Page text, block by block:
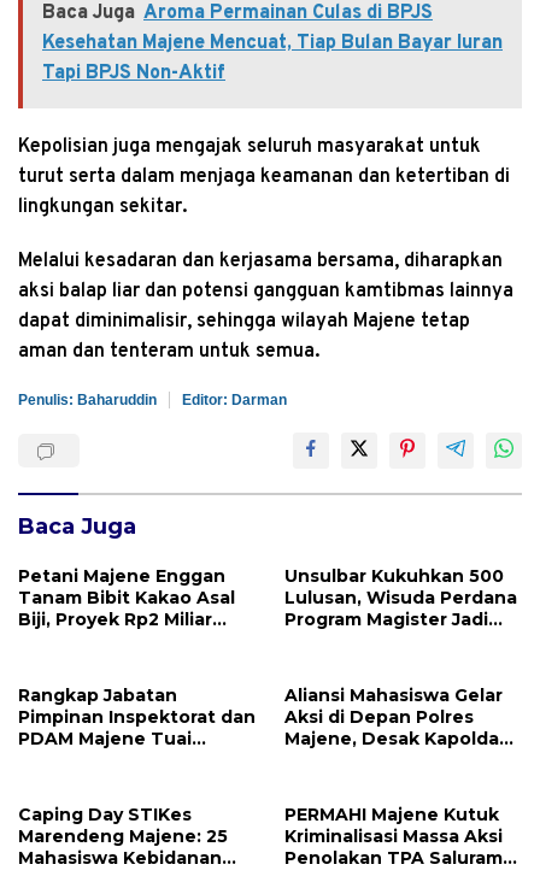
Baca Juga Aroma Permainan Culas di BPJS
Kesehatan Majene Mencuat, Tiap Bulan Bayar Iuran
Tapi BPJS Non-Aktif
Kepolisian juga mengajak seluruh masyarakat untuk
turut serta dalam menjaga keamanan dan ketertiban di
lingkungan sekitar.
Melalui kesadaran dan kerjasama bersama, diharapkan
aksi balap liar dan potensi gangguan kamtibmas lainnya
dapat diminimalisir, sehingga wilayah Majene tetap
aman dan tenteram untuk semua.
Penulis: Baharuddin Editor: Darman
Baca Juga
Petani Majene Enggan
Tanam Bibit Kakao Asal
Biji, Proyek Rp2 Miliar
Unsulbar Kukuhkan 500
Lulusan, Wisuda Perdana
Program Magister Jadi
Rangkap Jabatan
Pimpinan Inspektorat dan
PDAM Majene Tuai
Independensi
Pengawasan
Aliansi Mahasiswa Gelar
Aksi di Depan Polres
Majene, Desak Kapolda
Caping Day STIKes
Marendeng Majene: 25
Mahasiswa Kebidanan
PERMAHI Majene Kutuk
Kriminalisasi Massa Aksi
Penolakan TPA Saluramo,